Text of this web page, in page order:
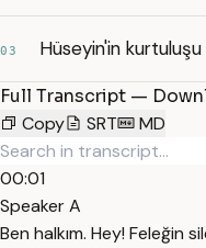
03 Hüseyin'in
Full Transcript —
Copy
SRT MD
00:01
Speaker A
Ben halkım. Hey! Feleğin